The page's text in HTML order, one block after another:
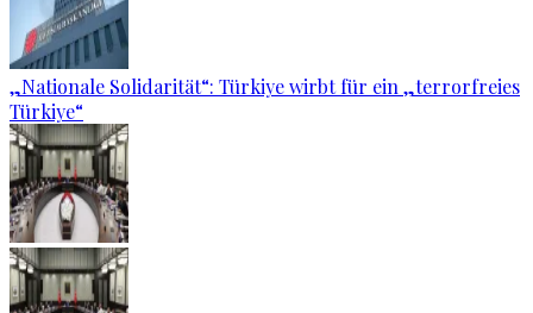
„Nationale Solidarität“: Türkiye wirbt für ein „terrorfreies
Türkiye“